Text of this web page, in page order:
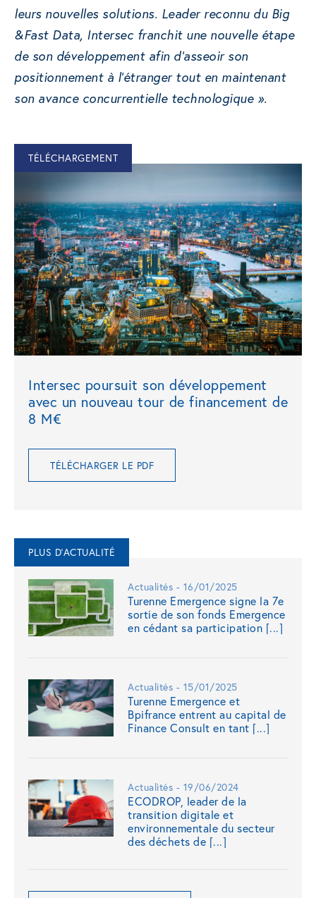
leurs nouvelles solutions. Leader reconnu du Big
&Fast Data, Intersec franchit une nouvelle étape
de son développement afin d’asseoir son
positionnement à l’étranger tout en maintenant
son avance concurrentielle technologique ».
TÉLÉCHARGEMENT
Intersec poursuit son développement
avec un nouveau tour de financement de
8 M€
TÉLÉCHARGER LE PDF
PLUS D'ACTUALITÉ
Actualités - 16/01/2025
Turenne Emergence signe la 7e
sortie de son fonds Emergence
en cédant sa participation [...]
Actualités - 15/01/2025
Turenne Emergence et
Bpifrance entrent au capital de
Finance Consult en tant [...]
Actualités - 19/06/2024
ECODROP, leader de la
transition digitale et
environnementale du secteur
des déchets de [...]